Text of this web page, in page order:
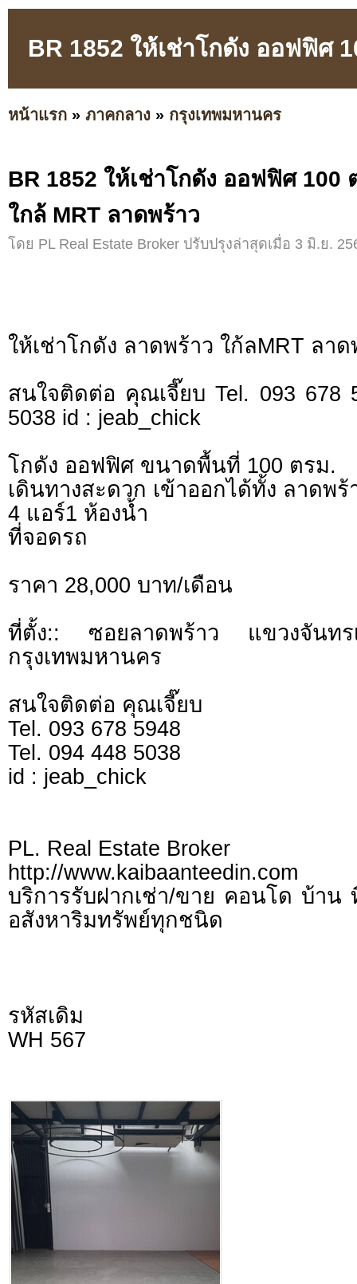
BR 1852 ให้เช่าโกดัง ออฟฟิศ
หน้าแรก » ภาคกลาง » กรุงเทพมหานคร
BR 1852 ให้เช่าโกดัง ออฟฟิศ 100
ใกล้ MRT ลาดพร้าว
โดย PL Real Estate Broker ปรับปรุงล่าสุดเมื่อ 3 มิ.ย.
ให้เช่าโกดัง ลาดพร้าว ใก้ลMRT ลาด
สนใจติดต่อ คุณเจี๊ยบ Tel. 093 678
5038 id : jeab_chick
โกดัง ออฟฟิศ ขนาดพื้นที่ 100 ตรม.
เดินทางสะดวก เข้าออกได้ทั้ง ลาดพร้
4 แอร์1 ห้องน้ำ
ที่จอดรถ
ราคา 28,000 บาท/เดือน
ที่ตั้ง:: ซอยลาดพร้าว แขวงจันท
กรุงเทพมหานคร
สนใจติดต่อ คุณเจี๊ยบ
Tel. 093 678 5948
Tel. 094 448 5038
id : jeab_chick
PL. Real Estate Broker
http://www.kaibaanteedin.com
บริการรับฝากเช่า/ขาย คอนโด บ้าน
อสังหาริมทรัพย์ทุกชนิด
รหัสเดิม
WH 567